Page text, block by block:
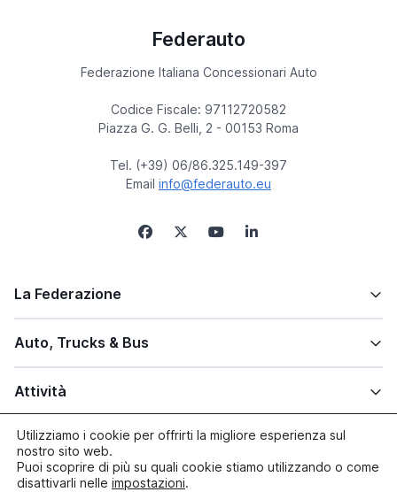
Federauto
Federazione Italiana Concessionari Auto
Codice Fiscale: 97112720582
Piazza G. G. Belli, 2 - 00153 Roma
Tel. (+39) 06/86.325.149-397
Email info@federauto.eu
La Federazione
Auto, Trucks & Bus
Attività
Altre info
Utilizziamo i cookie per offrirti la migliore esperienza sul
nostro sito web.
Puoi scoprire di più su quali cookie stiamo utilizzando o come
disattivarli nelle impostazioni.